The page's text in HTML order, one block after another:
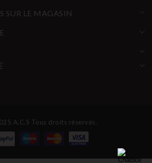
SUR LE MAGASIN
A.C.S Tous droits réservés.